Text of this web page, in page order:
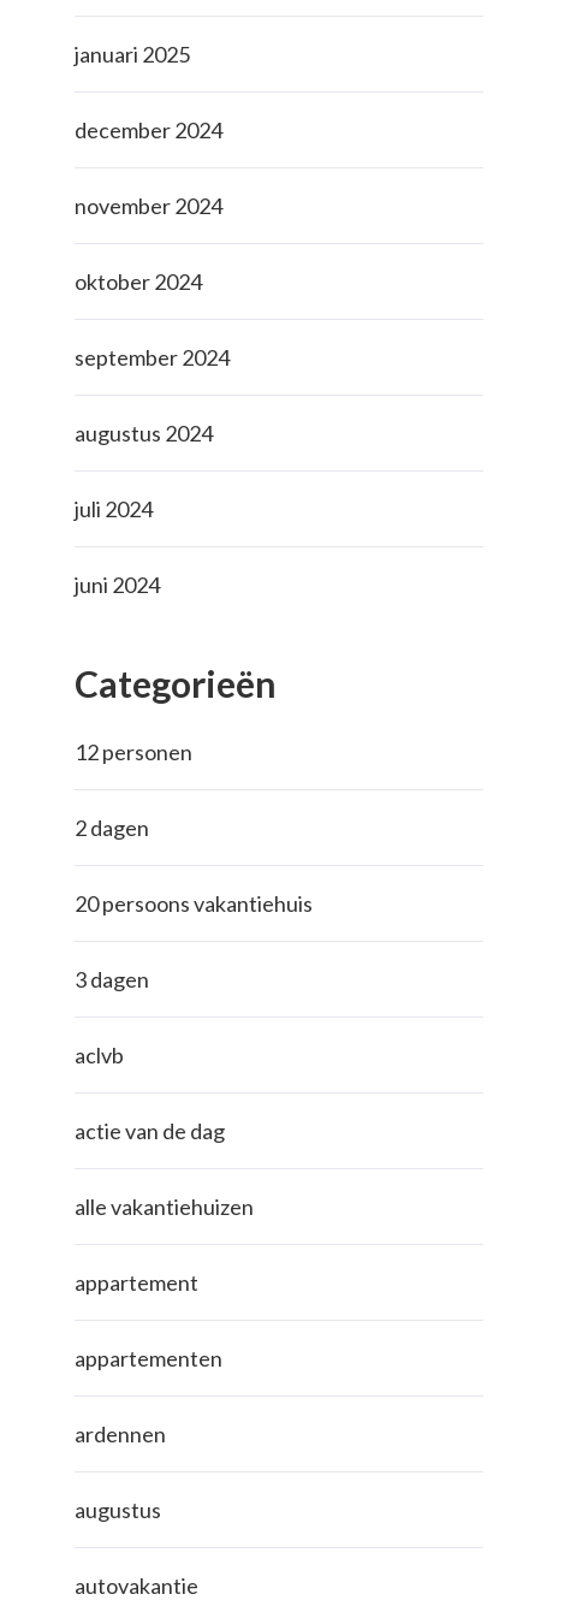
januari 2025
december 2024
november 2024
oktober 2024
september 2024
augustus 2024
juli 2024
juni 2024
Categorieën
12 personen
2 dagen
20 persoons vakantiehuis
3 dagen
aclvb
actie van de dag
alle vakantiehuizen
appartement
appartementen
ardennen
augustus
autovakantie